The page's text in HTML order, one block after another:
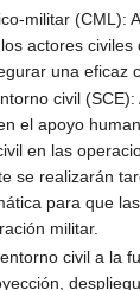
militar (CML):
actores
una eficaz
civil
el apoyo
en las
se realizarán
para que
militar.
civil a la